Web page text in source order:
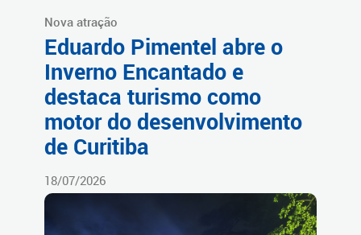
Nova atração
Eduardo Pimentel abre o
Inverno Encantado e
destaca turismo como
motor do desenvolvimento
de Curitiba
18/07/2026